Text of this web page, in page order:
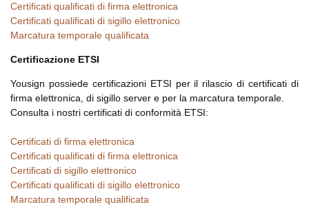
Certificati qualificati di firma elettronica
Certificati qualificati di sigillo elettronico
Marcatura temporale qualificata
Certificazione ETSI
Yousign possiede certificazioni ETSI per il rilascio di certificati di
firma elettronica, di sigillo server e per la marcatura temporale.
Consulta i nostri certificati di conformità ETSI:
Certificati di firma elettronica
Certificati qualificati di firma elettronica
Certificati di sigillo elettronico
Certificati qualificati di sigillo elettronico
Marcatura temporale qualificata